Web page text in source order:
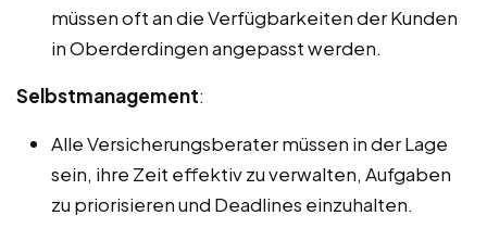
müssen oft an die Verfügbarkeiten der Kunden
in Oberderdingen angepasst werden.
Selbstmanagement:
Alle Versicherungsberater müssen in der Lage
sein, ihre Zeit effektiv zu verwalten, Aufgaben
zu priorisieren und Deadlines einzuhalten.